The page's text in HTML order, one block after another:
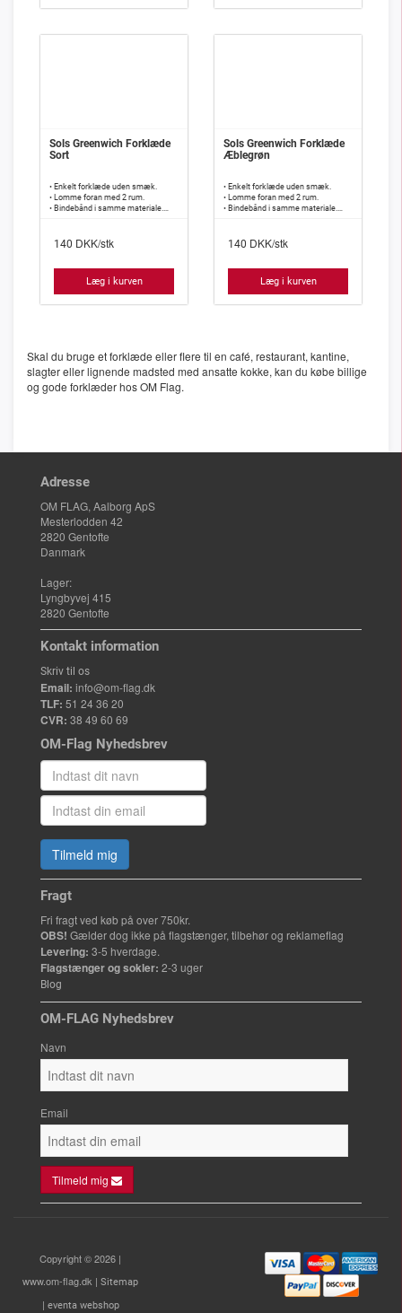
Sols Greenwich Forklæde
Sort
• Enkelt forklæde uden smæk.
• Lomme foran med 2 rum.
• Bindebånd i samme materiale.
140 DKK/stk
Læg i kurven
Sols Greenwich Forklæde
Æblegrøn
• Enkelt forklæde uden smæk.
• Lomme foran med 2 rum.
• Bindebånd i samme materiale.
140 DKK/stk
Læg i kurven
Skal du bruge et forklæde eller flere til en café, restaurant, kantine,
slagter eller lignende madsted med ansatte kokke, kan du købe billige
og gode forklæder hos OM Flag.
Adresse
OM FLAG, Aalborg ApS
Mesterlodden 42
2820 Gentofte
Danmark
Lager:
Lyngbyvej 415
2820 Gentofte
Kontakt information
Skriv til os
Email: info@om-flag.dk
TLF: 51 24 36 20
CVR: 38 49 60 69
OM-Flag Nyhedsbrev
Tilmeld mig
Fragt
Fri fragt ved køb på over 750kr.
OBS! Gælder dog ikke på flagstænger, tilbehør og reklameflag
Levering: 3-5 hverdage.
Flagstænger og sokler: 2-3 uger
Blog
OM-FLAG Nyhedsbrev
Navn
Email
Tilmeld mig
Copyright © 2026 |
www.om-flag.dk |Sitemap
| eventa webshop